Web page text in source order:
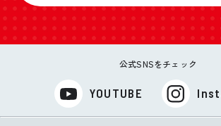
公式SNSをチェック
YOUTUBE